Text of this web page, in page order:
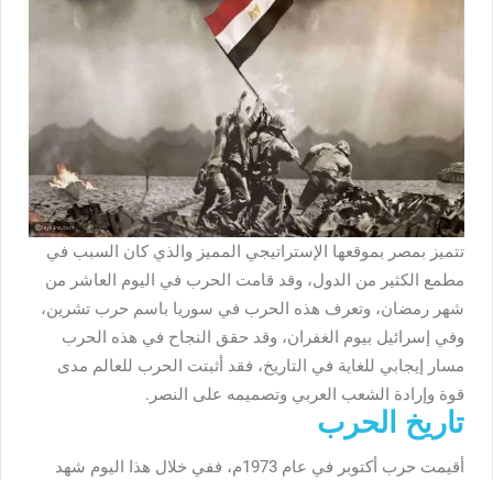
تتميز بمصر بموقعها الإستراتيجي المميز والذي كان السبب في
مطمع الكثير من الدول، وقد قامت الحرب في اليوم العاشر من
شهر رمضان، وتعرف هذه الحرب في سوريا باسم حرب تشرين،
وفي إسرائيل بيوم الغفران، وقد حقق النجاح في هذه الحرب
مسار إيجابي للغاية في التاريخ، فقد أثبتت الحرب للعالم مدى
قوة وإرادة الشعب العربي وتصميمه على النصر.
تاريخ الحرب
أقيمت حرب أكتوبر في عام 1973م، ففي خلال هذا اليوم شهد